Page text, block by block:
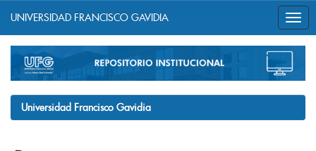
navigation
UNIVERSIDAD FRANCISCO GAVIDIA
Universidad Francisco Gavidia